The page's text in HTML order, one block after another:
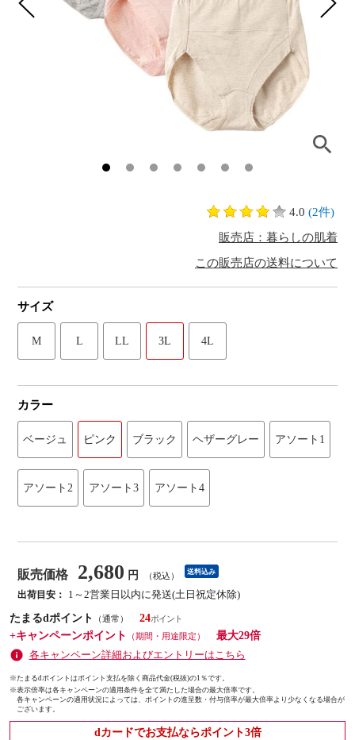
4.0 (2件)
販売店：暮らしの肌着
この販売店の送料について
サイズ
M L LL 3L 4L
カラー
ベージュ ピンク ブラック ヘザーグレー アソート1
アソート2 アソート3 アソート4
販売価格 2,680 円 （税込） 送料込み
出荷目安：
1～2営業日以内に発送(土日祝定休除)
たまるdポイント
（通常）
24
+キャンペーンポイント
（期間・用途限定）
最大29倍
各キャンペーン詳細およびエントリーはこちら
※たまるdポイントはポイント支払を除く商品代金(税抜)の1％です。
※表示倍率は各キャンペーンの適用条件を全て満たした場合の最大倍率です。
各キャンペーンの適用状況によっては、ポイントの進呈数・付与倍率が最大倍率より少なくなる場合が
ございます。
dカードでお支払ならポイント3倍